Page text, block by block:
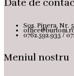
Date de
Sos. Pipera, Nr.
0762.592.935 /
Meniul nostru